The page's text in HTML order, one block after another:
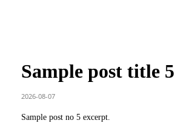
Sample post title 5
2026-08-07
Sample post no 5 excerpt.